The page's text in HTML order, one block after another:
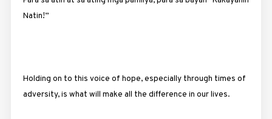
Natin!”
Holding on to this voice of hope, especially through times of
adversity, is what will make all the difference in our lives.